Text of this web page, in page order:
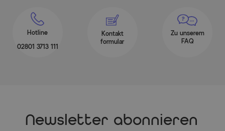
(zum Vergrößern bitte anklicken)
Attribute Werte
Hotline
02801 3713 111
Kontakt
formular
Zu unserem
FAQ
Newsletter abonnieren